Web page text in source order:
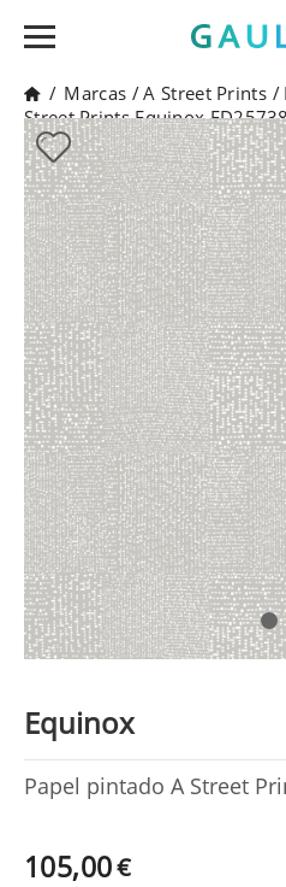
/ Marcas /A Street Prints /
Street Prints Equinox
Equinox
Papel pintado A Street
105,00€